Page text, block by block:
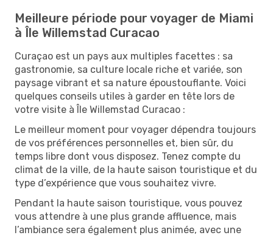
Meilleure période pour voyager de Miami
à Île Willemstad Curacao
Curaçao est un pays aux multiples facettes : sa
gastronomie, sa culture locale riche et variée, son
paysage vibrant et sa nature époustouflante. Voici
quelques conseils utiles à garder en tête lors de
votre visite à Île Willemstad Curacao :
Le meilleur moment pour voyager dépendra toujours
de vos préférences personnelles et, bien sûr, du
temps libre dont vous disposez. Tenez compte du
climat de la ville, de la haute saison touristique et du
type d’expérience que vous souhaitez vivre.
Pendant la haute saison touristique, vous pouvez
vous attendre à une plus grande affluence, mais
l’ambiance sera également plus animée, avec une